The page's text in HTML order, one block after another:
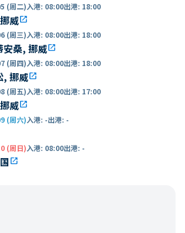
(周二)入港: 08:00出港: 18:00
威open_in_new
(周三)入港: 08:00出港: 18:00
安桑, 挪威open_in_new
(周四)入港: 08:00出港: 18:00
, 挪威open_in_new
(周五)入港: 08:00出港: 17:00
威open_in_new
(周六)入港: -出港: -
(周日)入港: 08:00出港: -
open_in_new